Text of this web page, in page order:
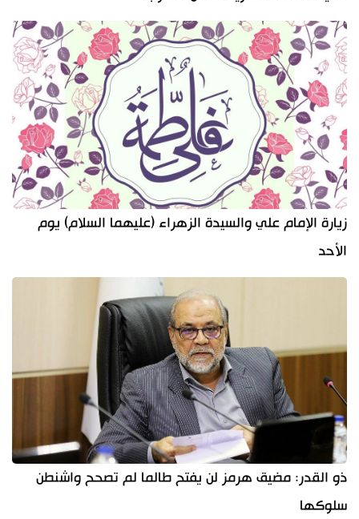
زيارة الإمام علي والسيدة الزهراء (عليهما السلام) يوم
الأحد
ذو القدر: مضيق هرمز لن يفتح طالما لم تصحح واشنطن
سلوكها